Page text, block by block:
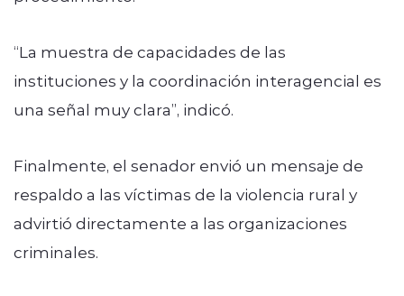
“La muestra de capacidades de las
instituciones y la coordinación interagencial es
una señal muy clara”, indicó.
Finalmente, el senador envió un mensaje de
respaldo a las víctimas de la violencia rural y
advirtió directamente a las organizaciones
criminales.